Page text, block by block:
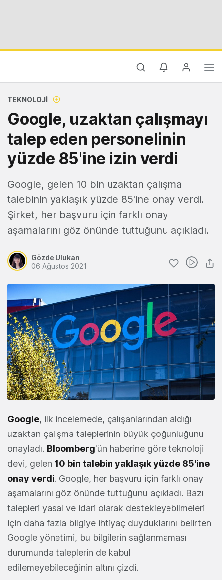
TEKNOLOJI
Google, uzaktan çalışmayı
talep eden personelinin
yüzde 85'ine izin verdi
Google, gelen 10 bin uzaktan çalışma
talebinin yaklaşık yüzde 85'ine onay verdi.
Şirket, her başvuru için farklı onay
aşamalarını göz önünde tuttuğunu açıkladı.
Gözde Ulukan
06 Ağustos 2021
Google, ilk incelemede, çalışanlarından aldığı
uzaktan çalışma taleplerinin büyük çoğunluğunu
onayladı. Bloomberg'ün haberine göre teknoloji
devi, gelen 10 bin talebin yaklaşık yüzde 85'ine
onay verdi. Google, her başvuru için farklı onay
aşamalarını göz önünde tuttuğunu açıkladı. Bazı
talepleri yasal ve idari olarak destekleyebilmeleri
için daha fazla bilgiye ihtiyaç duyduklarını belirten
Google yönetimi, bu bilgilerin sağlanmaması
durumunda taleplerin de kabul
edilemeyebileceğinin altını çizdi.